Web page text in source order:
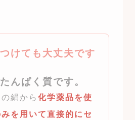
けても大丈夫です
んぱく質です。
絹から化学薬品を使
を用いて直接的にセ